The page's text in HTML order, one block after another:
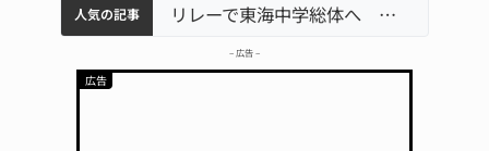
人気の記事
中学校の陶壁モニュメント 地元建設会社がボランティアで清掃 伊賀名張市立病院のDMAT、熊本地震の被災地へ 能登以来3回目の派遣
【インターハイ⑨】ソフトテニス ミス減らし上位狙う 近大高専 リレーで東海中学総体へ 伊賀・名張
– 広告 –